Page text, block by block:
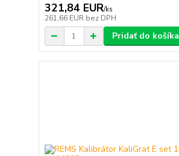
321,84 EUR/ks
261,66 EUR bez DPH
Pridať do košíka